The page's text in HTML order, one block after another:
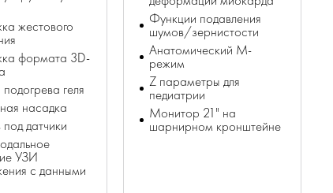
жестового
формата 3D-
геля
насадка
датчики
УЗИ
с данными
Функции подавления
шумов/зернистости
Анатомический М-
режим
Z параметры для
педиатрии
Монитор 21" на
шарнирном кронштейне